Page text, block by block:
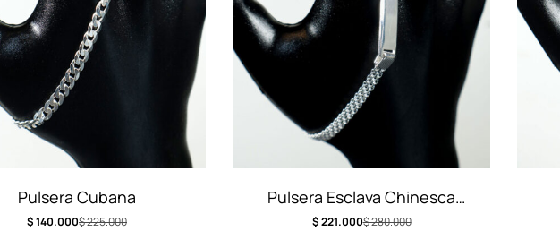
Pulsera Cubana
$225.000
$140.000
Pulsera Esclava Chinesca
Hombre
$280.000
$221.000